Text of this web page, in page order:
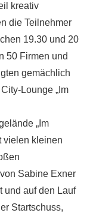
kreativ
die Teilnehmer
19.30 und 20
50 Firmen und
gemächlich
Lounge „Im
„Im
vielen kleinen
Sabine Exner
und auf den Lauf
Startschuss,